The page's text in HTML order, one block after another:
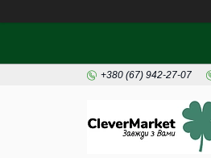
+380 (67) 942-27-07